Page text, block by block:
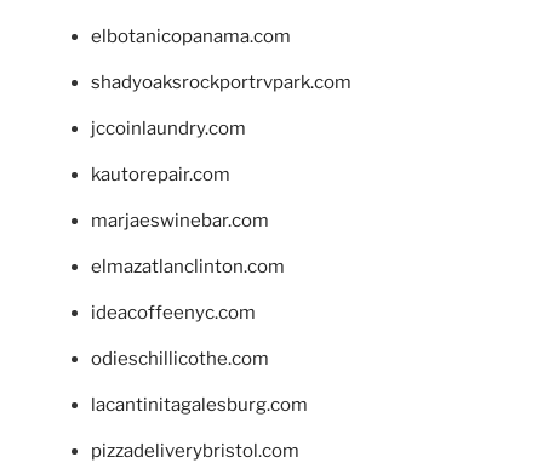
elbotanicopanama.com
shadyoaksrockportrvpark.com
jccoinlaundry.com
kautorepair.com
marjaeswinebar.com
elmazatlanclinton.com
ideacoffeenyc.com
odieschillicothe.com
lacantinitagalesburg.com
pizzadeliverybristol.com